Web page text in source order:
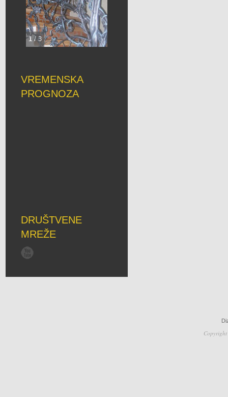
1/3
VREMENSKA
PROGNOZA
DRUŠTVENE
MREŽE